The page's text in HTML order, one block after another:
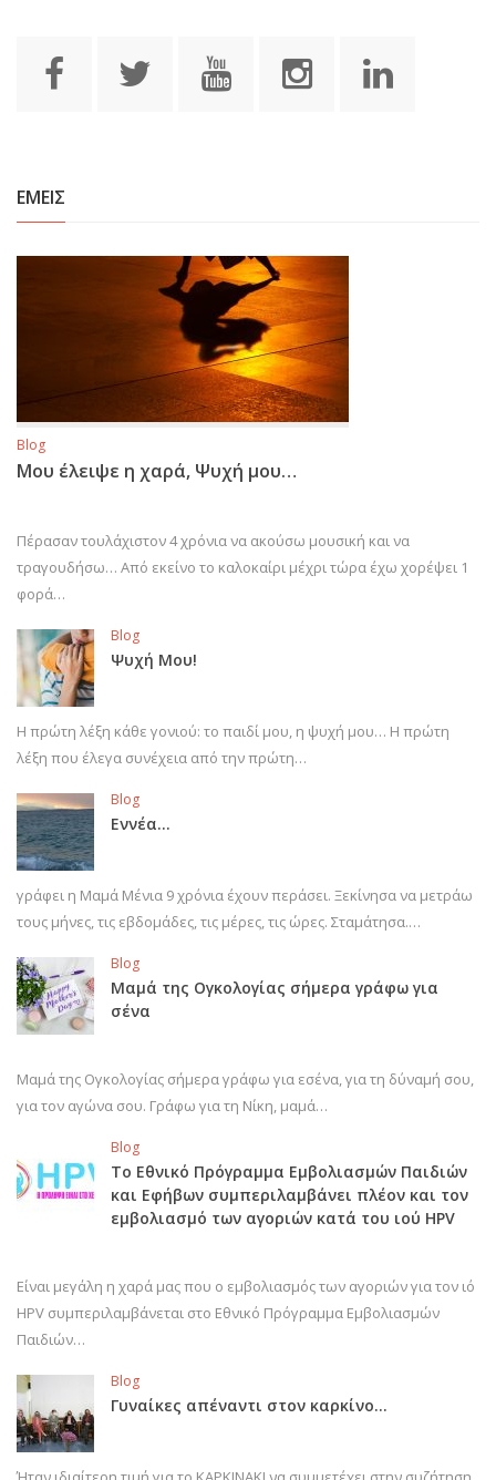
ΕΜΕΙΣ
Blog
Μου έλειψε η χαρά, Ψυχή μου…
Πέρασαν τουλάχιστον 4 χρόνια να ακούσω μουσική και να
τραγουδήσω… Από εκείνο το καλοκαίρι μέχρι τώρα έχω χορέψει 1
φορά…
Blog
Ψυχή Μου!
Η πρώτη λέξη κάθε γονιού: το παιδί μου, η ψυχή μου… Η πρώτη
λέξη που έλεγα συνέχεια από την πρώτη…
Blog
Εννέα…
γράφει η Μαμά Μένια 9 χρόνια έχουν περάσει. Ξεκίνησα να μετράω
τους μήνες, τις εβδομάδες, τις μέρες, τις ώρες. Σταμάτησα.…
Blog
Μαμά της Ογκολογίας σήμερα γράφω για
σένα
Μαμά της Ογκολογίας σήμερα γράφω για εσένα, για τη δύναμή σου,
για τον αγώνα σου. Γράφω για τη Νίκη, μαμά…
Blog
Το Εθνικό Πρόγραμμα Εμβολιασμών Παιδιών
και Εφήβων συμπεριλαμβάνει πλέον και τον
εμβολιασμό των αγοριών κατά του ιού HPV
Είναι μεγάλη η χαρά μας που ο εμβολιασμός των αγοριών για τον ιό
HPV συμπεριλαμβάνεται στο Εθνικό Πρόγραμμα Εμβολιασμών
Παιδιών…
Blog
Γυναίκες απέναντι στον καρκίνο…